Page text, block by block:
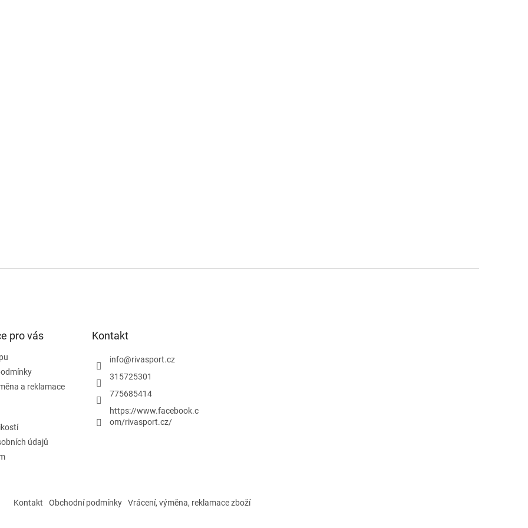
pro vás
a reklamace
údajů
Kontakt
info@rivasport.cz
315725301
775685414
https://www.facebook.c
om/rivasport.cz/
Kontakt Obchodní podmínky Vrácení, výměna, reklamace zboží